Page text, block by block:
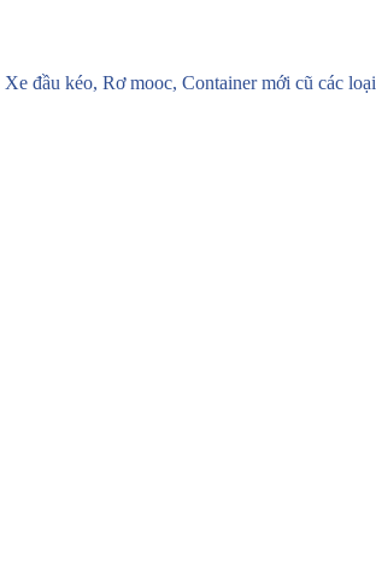
đầu kéo, Rơ mooc, Container mới cũ các loại